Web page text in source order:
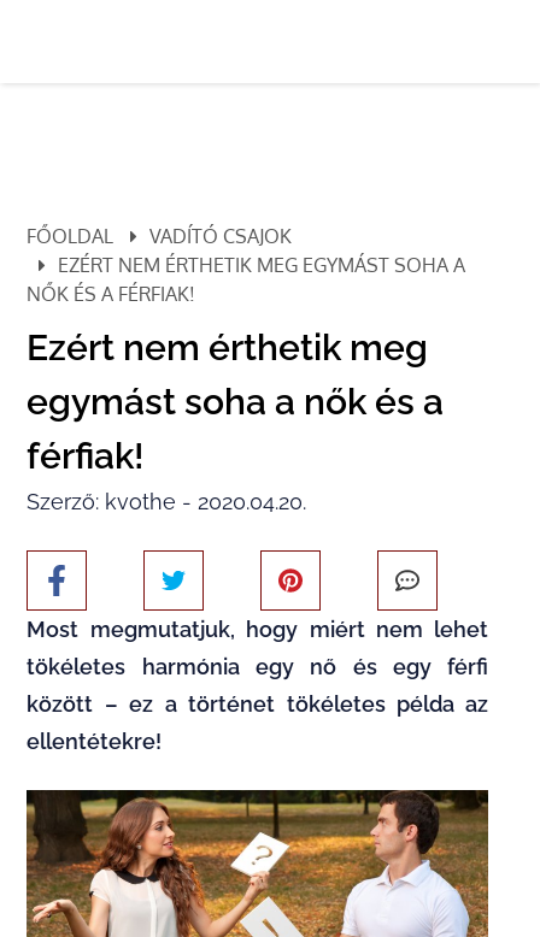
FŐOLDAL
VADÍTÓ CSAJOK
EZÉRT NEM ÉRTHETIK MEG EGYMÁST SOHA A
NŐK ÉS A FÉRFIAK!
Ezért nem érthetik meg
egymást soha a nők és a
férfiak!
Szerző: kvothe - 2020.04.20.
Most megmutatjuk, hogy miért nem lehet
tökéletes harmónia egy nő és egy férfi
között – ez a történet tökéletes példa az
ellentétekre!